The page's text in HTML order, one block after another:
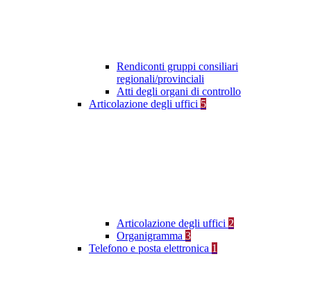
Rendiconti gruppi consiliari
regionali/provinciali
Atti degli organi di controllo
Articolazione degli uffici 5
Articolazione degli uffici 2
Organigramma 3
Telefono e posta elettronica 1